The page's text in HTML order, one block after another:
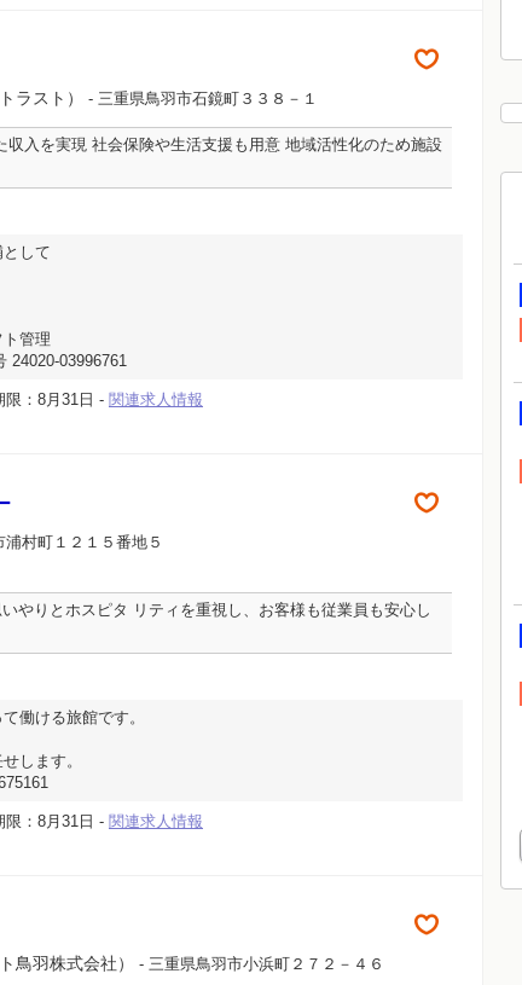
ラスト） - 三重県鳥羽市石鏡町３３８－１
入を実現 社会保険や生活支援も用意 地域活性化のため施設
して
管理
24020-03996761
限：8月31日 - 関連求人情報
村町１２１５番地５
いやりとホスピタ リティを重視し、お客様も従業員も安心し
働ける旅館です。
します。
限：8月31日 - 関連求人情報
鳥羽株式会社） - 三重県鳥羽市小浜町２７２－４６